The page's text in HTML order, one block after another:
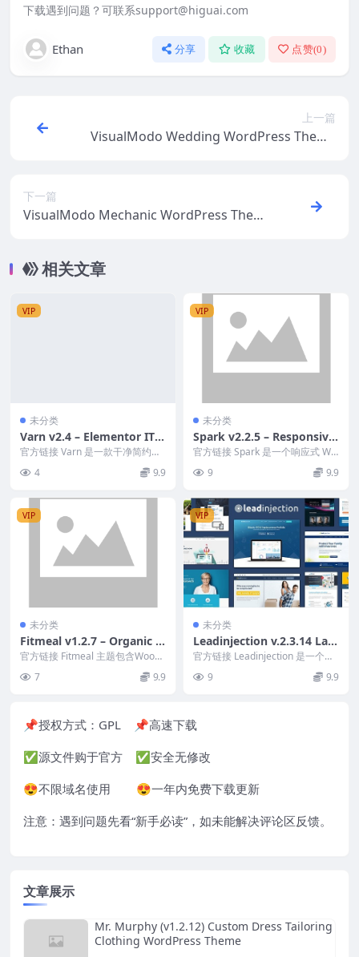
下载遇到问题？可联系support@higuai.com
Ethan 分享 收藏 点赞(0)
上一篇
VisualModo Wedding WordPress Theme
下一篇
VisualModo Mechanic WordPress Them
相关文章
VIP
未分类
Varn v2.4 – Elementor IT
& SEO Agency WordPress
Theme [Activated]
官方链接 Varn 是一款干净简约的
WordPress 主题，适用于数字代
理机...
4 9.9
VIP
未分类
Spark v2.2.5 – Responsive
WHMCS Hosting WordPre
ss Theme
官方链接 Spark 是一个响应式 WH
MCS 托管 WordPress 主题。...
9 9.9
VIP
未分类
Fitmeal v1.2.7 – Organic F
ood Delivery and Healthy
Nutrition WordPress The
me
官方链接 Fitmeal 主题包含WooC
ommerce 在线商店的所有必要页
面...7 9.9
VIP
未分类
Leadinjection v.2.3.14 Lan
ding Page Theme
官方链接 Leadinjection 是一个使
9 9.9
📌授权方式： GPL 📌高速下载
✅源文件购于官方 ✅安全无修改
😍不限域名使用 😍一年内免费下载更新
注意：遇到问题先看“新手必读”，如未能解决评论区反馈。
文章展示
Mr. Murphy (v1.2.12) Custom Dress Tailoring
Clothing WordPress Theme